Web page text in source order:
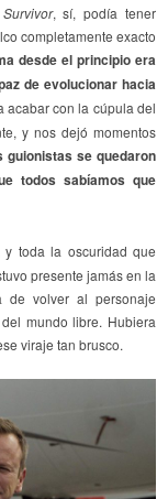
, sí, podía tener
completamente exacto
desde el principio era
de evolucionar hacia
acabar con la cúpula del
y nos dejó momentos
se quedaron
todos sabíamos que
y toda la oscuridad que
presente jamás en la
volver al personaje
mundo libre. Hubiera
viraje tan brusco.